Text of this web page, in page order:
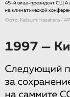
45-й вице-президент США
на климатической
Фото: Katsumi Kasahara /
1997 —
Следующий
за
на саммите